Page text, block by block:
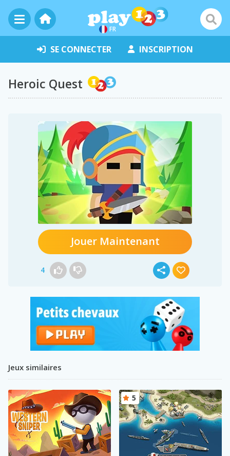
FR
SE CONNECTER INSCRIPTION
Heroic Quest
Jouer Maintenant
4
Jeux similaires
5